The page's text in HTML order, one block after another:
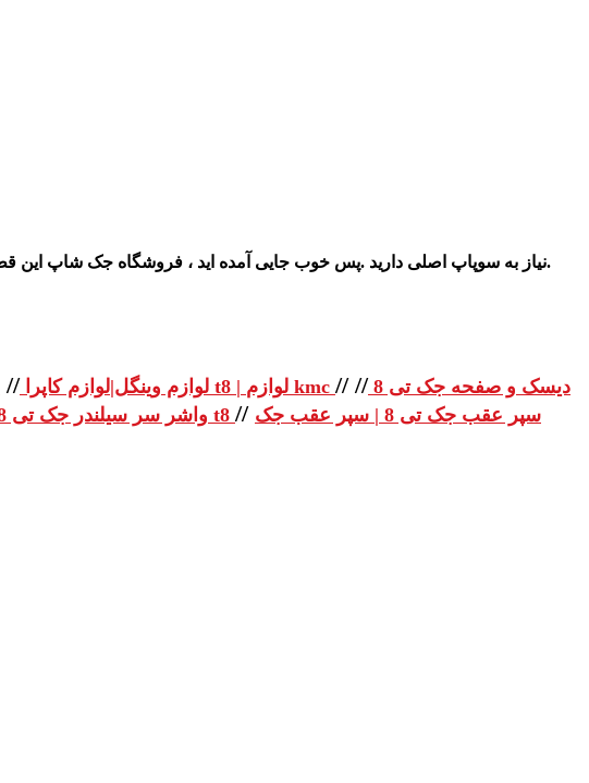
نیاز به سوپاپ اصلی دارید .پس خوب جایی آمده اید ، فروشگاه جک شاپ این قطعه را با ضمانت اصلی ، بهترین کیفیت و قیمت مناسب در بازار چراغ برق به فروش می رساند . برای خرید با ما تماس بگیرید.
لوازم وینگل|لوازم کاپرا// لوازم یدکی جک تی 8 | لوازم یدکی جک t8 | لوازم kmc // دیسک و صفحه جک تی 8 //
واشر سر سیلندر جک تی 8 | واشر سر سیلندر جک t8 // سپر عقب جک تی 8 | سپر عقب جک